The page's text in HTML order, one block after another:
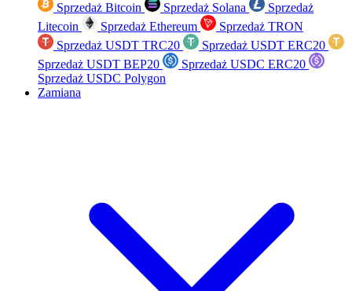
Sprzedaż Bitcoin Sprzedaż Solana
Sprzedaż
Litecoin
Sprzedaż Ethereum
Sprzedaż TRON
Sprzedaż USDT TRC20
Sprzedaż USDT ERC20
Sprzedaż USDT BEP20
Sprzedaż USDC ERC20
Sprzedaż USDC Polygon
Zamiana